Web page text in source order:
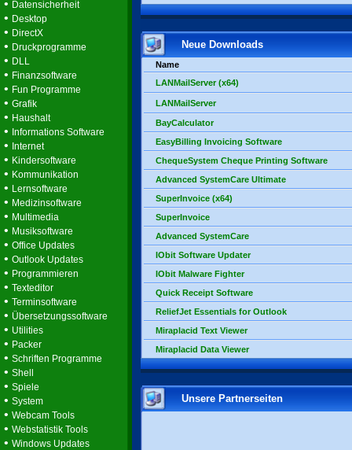
• Datensicherheit
• Desktop
• DirectX
• Druckprogramme
• DLL
• Finanzsoftware
• Fun Programme
• Grafik
• Haushalt
• Informations Software
• Internet
• Kindersoftware
• Kommunikation
• Lernsoftware
• Medizinsoftware
• Multimedia
• Musiksoftware
• Office Updates
• Outlook Updates
• Programmieren
• Texteditor
• Terminsoftware
• Übersetzungssoftware
• Utilities
• Packer
• Schriften Programme
• Shell
• Spiele
• System
• Webcam Tools
• Webstatistik Tools
• Windows Updates
Neue Downloads
Name
LANMailServer (x64)
LANMailServer
BayCalculator
EasyBilling Invoicing Software
ChequeSystem Cheque Printing Software
Advanced SystemCare Ultimate
SuperInvoice (x64)
SuperInvoice
Advanced SystemCare
IObit Software Updater
IObit Malware Fighter
Quick Receipt Software
ReliefJet Essentials for Outlook
Miraplacid Text Viewer
Miraplacid Data Viewer
Unsere Partnerseiten